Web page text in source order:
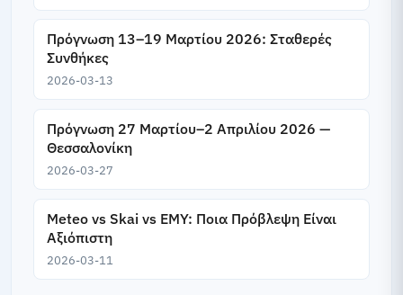
Πρόγνωση 13–19 Μαρτίου 2026: Σταθερές
Συνθήκες
2026-03-13
Πρόγνωση 27 Μαρτίου–2 Απριλίου 2026 —
Θεσσαλονίκη
2026-03-27
Meteo vs Skai vs EMY: Ποια Πρόβλεψη Είναι
Αξιόπιστη
2026-03-11